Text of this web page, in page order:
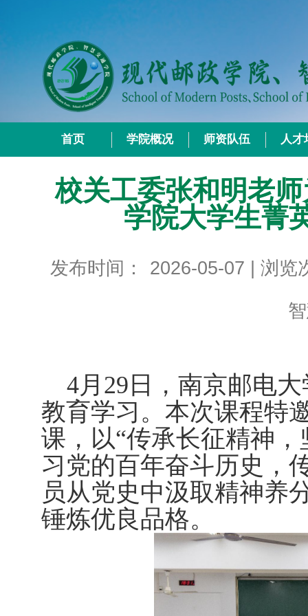
首页 学院概况 师资队伍 人才
校关工委张和明老
学院大学生菁
发布时间： 2026-05-07 | 浏览
4月 29 日，南京邮电
教育学习。本次课程特
课，以“传承长征精神
习党的百年奋斗历史，
员从党史中汲取精神养
锤炼优良品格。